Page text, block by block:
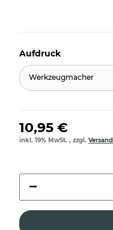
Aufdruck
Werkzeugmacher
10,95 €
inkl. 19% MwSt. , zzgl. Versand